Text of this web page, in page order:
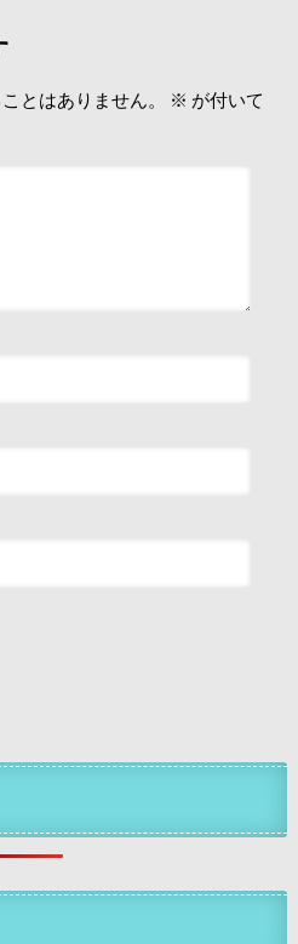
とはありません。 ※ が付いて